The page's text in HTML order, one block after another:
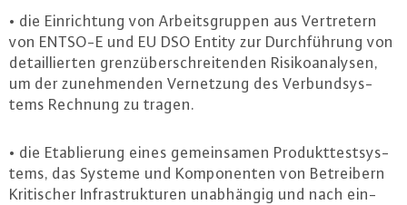
• die Ein­rich­tung von Ar­beits­grup­pen aus Ver­tre­tern
von ENTSO-E und EU DSO Entity zur Durch­füh­rung von
de­tail­lier­ten grenz­über­schrei­ten­den Ri­si­ko­ana­ly­sen,
um der zu­neh­men­den Ver­net­zung des Ver­bund­sys­
tems Rechnung zu tragen.
• die Eta­blie­rung eines ge­mein­sa­men Pro­dukt­test­sys­
tems, das Systeme und Kom­po­nen­ten von Be­trei­bern
Kri­ti­scher In­fra­struk­tu­ren un­ab­hän­gig und nach ein­